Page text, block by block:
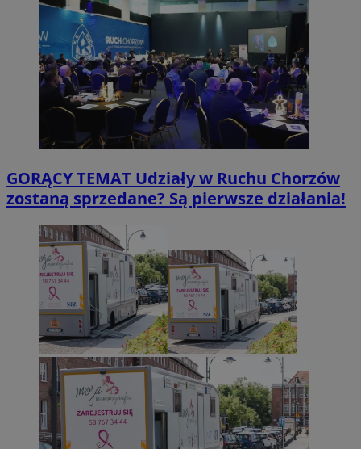
GORĄCY TEMAT Udziały w Ruchu Chorzów
zostaną sprzedane? Są pierwsze działania!